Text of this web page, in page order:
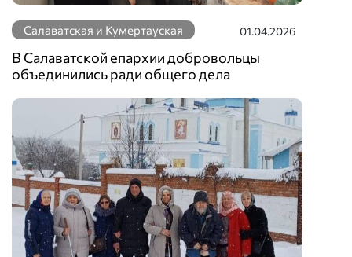
Салаватская и Кумертауская 01.04.2026
В Салаватской епархии добровольцы
объединились ради общего дела